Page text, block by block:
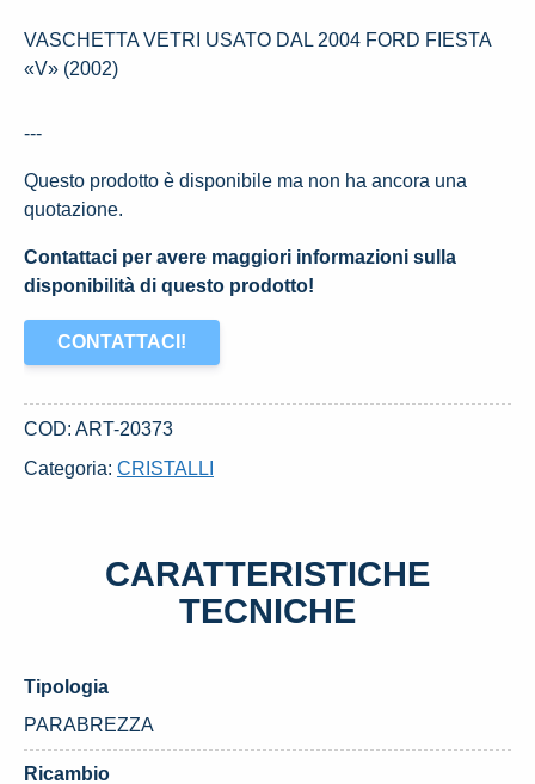
VASCHETTA VETRI USATO DAL 2004 FORD FIESTA
«V» (2002)
---
Questo prodotto è disponibile ma non ha ancora una
quotazione.
Contattaci per avere maggiori informazioni sulla
disponibilità di questo prodotto!
CONTATTACI!
COD: ART-20373
Categoria: CRISTALLI
CARATTERISTICHE
TECNICHE
Tipologia
PARABREZZA
Ricambio